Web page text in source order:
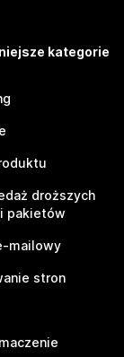
kategorie
droższych
pakietów
mailowy
stron